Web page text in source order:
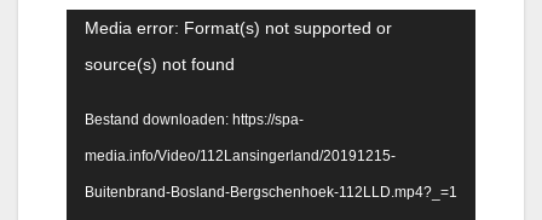
Videospeler
Media error: Format(s) not supported or
source(s) not found
Bestand downloaden: https://spa-
media.info/Video/112Lansingerland/20191215-
Buitenbrand-Bosland-Bergschenhoek-112LLD.mp4?_=1